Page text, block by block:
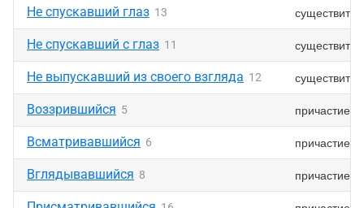
Не спускавший глаз 13
Не спускавший с глаз 11
Не выпускавший из своего взгляда 12
Воззрившийся 5 причастие
Всматривавшийся 6 причастие
Вглядывавшийся 8 причастие